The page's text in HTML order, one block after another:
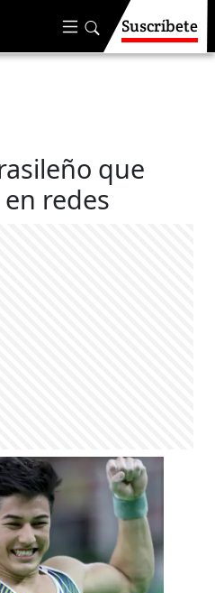
Suscríbete
que
redes